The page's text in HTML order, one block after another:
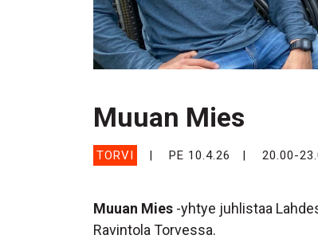
Muuan Mies
TORVI PE 10.4.26 20.00-
Muuan Mies -yhtye juhlistaa
Ravintola Torvessa.